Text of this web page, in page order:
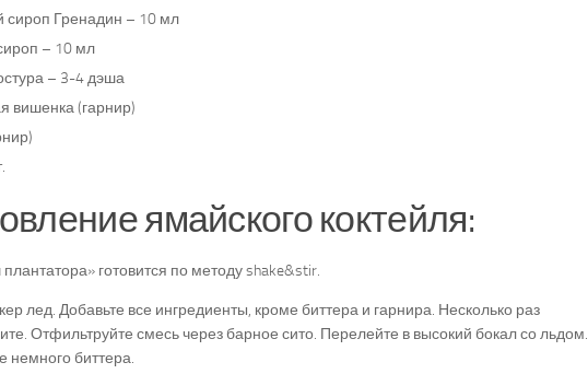
сироп Гренадин – 10 мл
– 10 мл
– 3-4 дэша
вишенка (гарнир)
ямайского коктейля:
готовится по методу shake&stir.
лед. Добавьте все ингредиенты, кроме биттера и гарнира. Несколько раз
Отфильтруйте смесь через барное сито. Перелейте в высокий бокал со льдом.
немного биттера.